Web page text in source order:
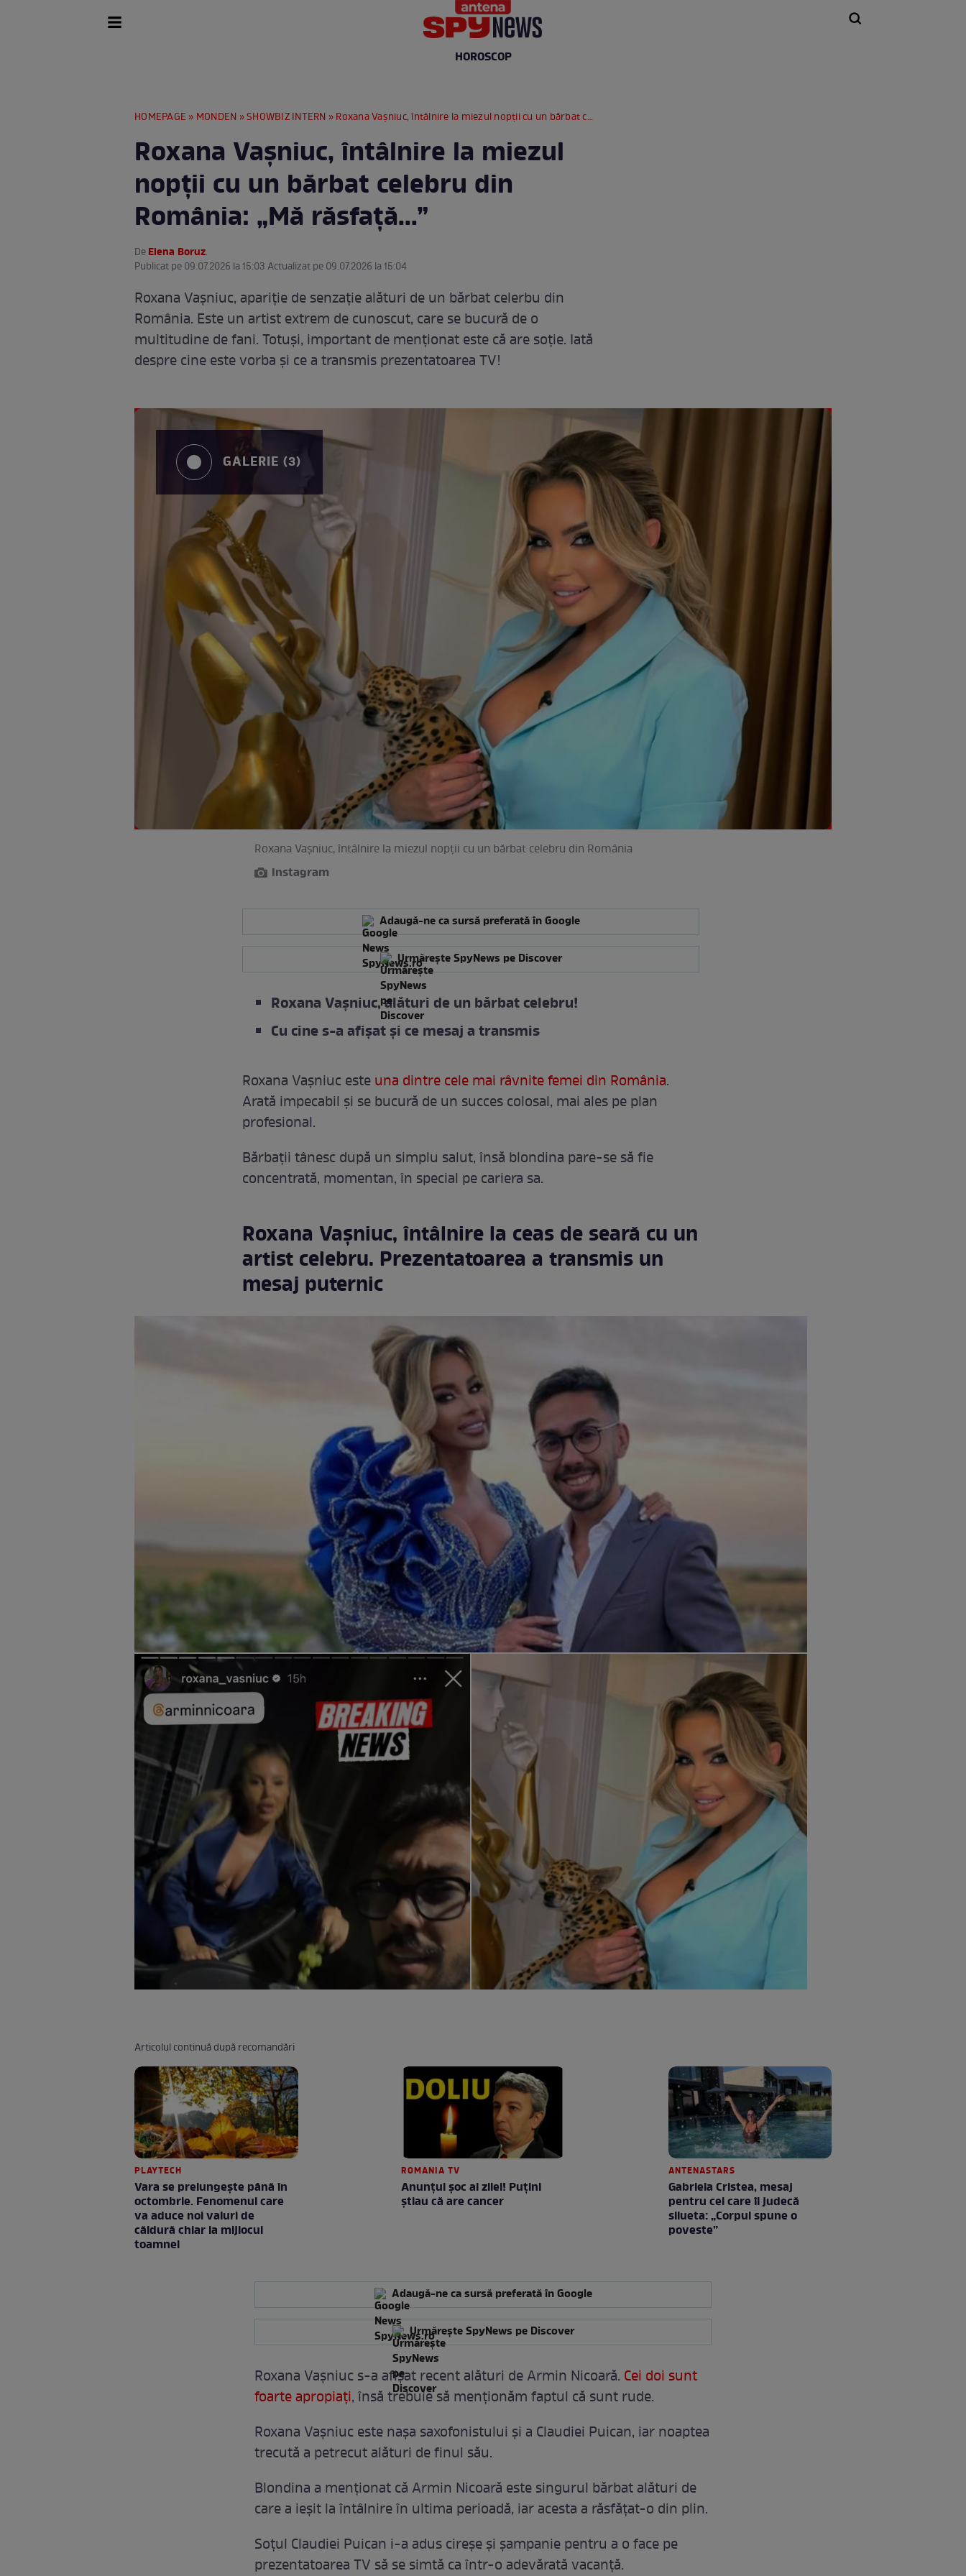
HOROSCOP
HOMEPAGE » MONDEN »SHOWBIZ INTERN » Roxana Vașniuc, întâlnire la miezul nopții cu un bărbat celebru din România: „Mă răsfață...”
Roxana Vașniuc, întâlnire la miezul
nopții cu un bărbat celebru din
România: „Mă răsfață...”
DeElena Boruz.
Publicat pe 09.07.2026 la 15:03 Actualizat pe 09.07.2026 la 15:04
Roxana Vașniuc, apariție de senzație alături de un bărbat celerbu din
România. Este un artist extrem de cunoscut, care se bucură de o
multitudine de fani. Totuși, important de menționat este că are soție. Iată
despre cine este vorba și ce a transmis prezentatoarea TV!
GALERIE (3)
Roxana Vașniuc, întâlnire la miezul nopții cu un bărbat celebru din România
Instagram
Adaugă-ne ca sursă preferată în Google
Urmărește SpyNews pe Discover
Roxana Vașniuc, alături de un bărbat celebru!
Cu cine s-a afișat și ce mesaj a transmis
Roxana Vașniuc esteuna dintre cele mai râvnite femei din România.
Arată impecabil și se bucură de un succes colosal, mai ales pe plan
profesional.
Bărbații tânesc după un simplu salut, însă blondina pare-se să fie
concentrată, momentan, în special pe cariera sa.
Roxana Vașniuc, întâlnire la ceas de seară cu un
artist celebru. Prezentatoarea a transmis un
mesaj puternic
Articolul continuă după recomandări
PLAYTECH
Vara se prelungeşte până în
octombrie. Fenomenul care
va aduce noi valuri de
căldură chiar la mijlocul
toamnei
ROMANIA TV
Anunţul şoc al zilei! Puţini
ştiau că are cancer
ANTENASTARS
Gabriela Cristea, mesaj
pentru cei care îi judecă
silueta: „Corpul spune o
poveste”
Adaugă-ne ca sursă preferată în Google
Urmărește SpyNews pe Discover
Roxana Vașniuc s-a afișat recent alături de Armin Nicoară. Cei doi sunt
foarte apropiați, însă trebuie să menționăm faptul că sunt rude.
Roxana Vașniuc este nașa saxofonistului și a Claudiei Puican, iar noaptea
trecută a petrecut alături de finul său.
Blondina a menționat că Armin Nicoară este singurul bărbat alături de
care a ieșit la întâlnire în ultima perioadă, iar acesta a răsfățat-o din plin.
Soțul Claudiei Puican i-a adus cireșe și șampanie pentru a o face pe
prezentatoarea TV să se simtă ca într-o adevărată vacanță.